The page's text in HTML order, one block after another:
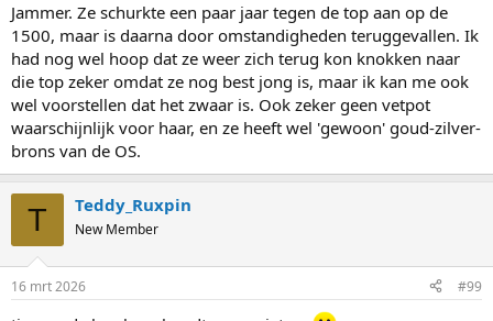
Jammer. Ze schurkte een paar jaar tegen de top aan op de
1500, maar is daarna door omstandigheden teruggevallen. Ik
had nog wel hoop dat ze weer zich terug kon knokken naar
die top zeker omdat ze nog best jong is, maar ik kan me ook
wel voorstellen dat het zwaar is. Ook zeker geen vetpot
waarschijnlijk voor haar, en ze heeft wel 'gewoon' goud-zilver-
brons van de OS.
T Teddy_Ruxpin
New Member
16 mrt 2026 #99